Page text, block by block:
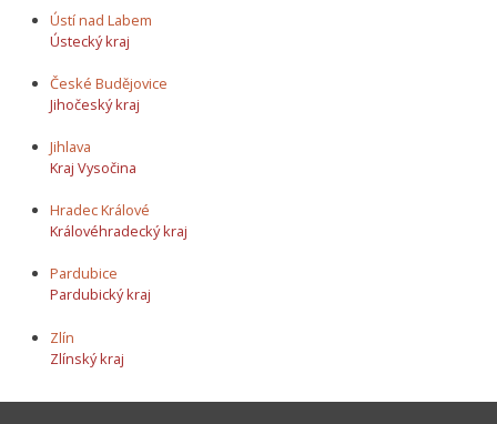
Ústí nad Labem
Ústecký kraj
České Budějovice
Jihočeský kraj
Jihlava
Kraj Vysočina
Hradec Králové
Královéhradecký kraj
Pardubice
Pardubický kraj
Zlín
Zlínský kraj